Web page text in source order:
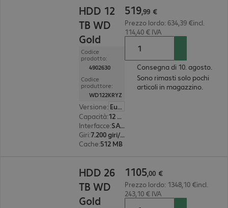
HDD 12
TB WD
Gold
Codice
prodotto:
4902630
Codice
produttore:
WD122KRYZ
Versione:
Europa
Capacità:
12 TB
Interfacce:
SATA 3.0 (6 Gbit/s) 8,9 cm (3,5")
Giri:
7.200 giri/min.
Cache:512 MB
519,99 €
Prezzo lordo: 634,39 €incl.
114,40 € IVA
Consegna di 10. agosto.
Sono rimasti solo pochi
articoli in magazzino.
HDD 26
TB WD
Gold
1105,00 €
Prezzo lordo: 1348,10 €incl.
243,10 € IVA